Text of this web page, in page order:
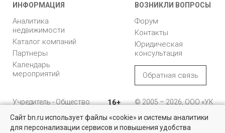
Квартиры на вторичном рынке
ИНФОРМАЦИЯ
Аналитика
недвижимости
Каталог компаний
Партнеры
Календарь
мероприятий
ВОЗНИКЛИ ВОПРОСЫ
Форум
Контакты
Юридическая
консультация
Обратная связь
Учредитель - Общество
ответственностью
"Управляющая
16+
© 2005 – 2026, ООО «УК
196105, Санкт-
Сайт bn.ru использует файлы «cookie» и системы аналитики
для персонализации сервисов и повышения удобства